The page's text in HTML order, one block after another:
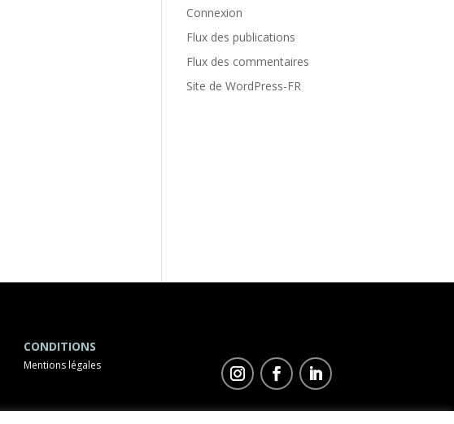
Connexion
Flux des publications
Flux des commentaires
Site de WordPress-FR
CONDITIONS
Mentions légales